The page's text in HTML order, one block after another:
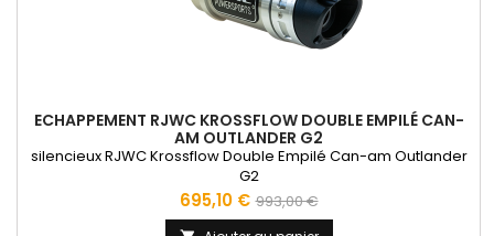
ECHAPPEMENT RJWC KROSSFLOW DOUBLE EMPILÉ CAN-
AM OUTLANDER G2
silencieux RJWC Krossflow Double Empilé Can-am Outlander
G2
Prix
695,10 € Prix
993,00 €